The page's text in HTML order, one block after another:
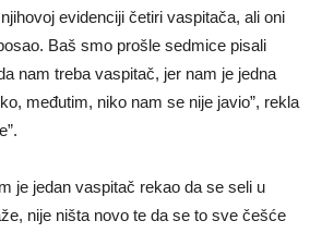
evidenciji četiri vaspitača, ali oni
Baš smo prošle sedmice pisali
nam treba vaspitač, jer nam je jedna
međutim, niko nam se nije javio”, rekla
je jedan vaspitač rekao da se seli u
nije ništa novo te da se to sve češće